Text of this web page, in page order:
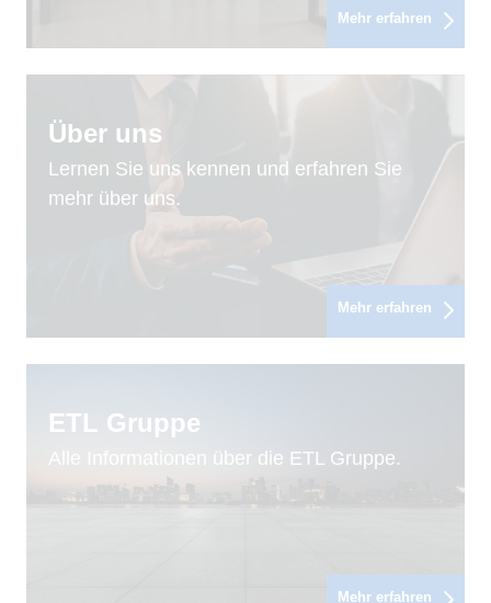
Mehr erfahren
Über uns
Lernen Sie uns kennen und erfahren Sie
mehr über uns.
Mehr erfahren
ETL Gruppe
Alle Informationen über die ETL Gruppe.
Mehr erfahren